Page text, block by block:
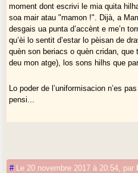
moment dont escrivi le mia quita
soa mair atau "mamon !". Dijà, a
desgais ua punta d’accènt e me’n
qu’èi lo sentit d’estar lo pèisan de
quèn son beriacs o quèn cridan,
deu mon atge), los sons hilhs que
Lo poder de l’uniformisacion n’es
pensi...
# Le 20 novembre 2017 à 20:54 par